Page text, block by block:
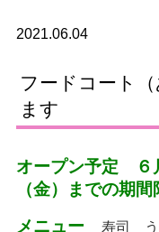
2021.06.04
フードコート
ます
オープン予定 ６
（金）までの期間
メニュー
寿司